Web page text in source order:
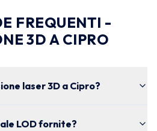
FREQUENTI -
3D A CIPRO
laser 3D a Cipro?
LOD fornite?